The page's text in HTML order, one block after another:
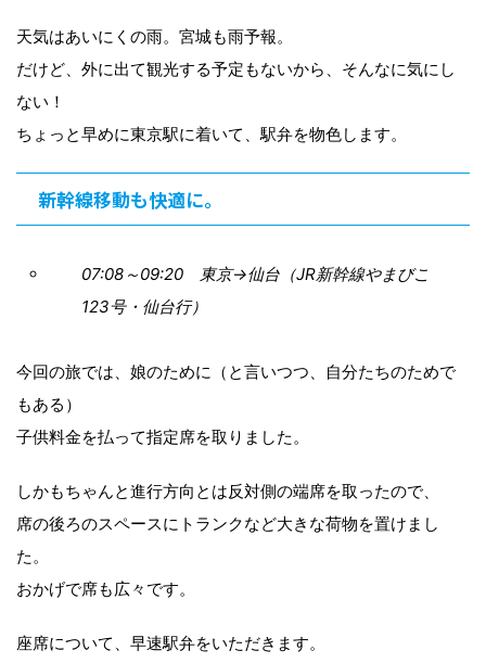
天気はあいにくの雨。宮城も雨予報。
だけど、外に出て観光する予定もないから、そんなに気にし
ない！
ちょっと早めに東京駅に着いて、駅弁を物色します。
新幹線移動も快適に。
07:08～09:20 東京→仙台（JR新幹線やまびこ
123号・仙台行）
今回の旅では、娘のために（と言いつつ、自分たちのためで
もある）
子供料金を払って指定席を取りました。
しかもちゃんと進行方向とは反対側の端席を取ったので、
席の後ろのスペースにトランクなど大きな荷物を置けまし
た。
おかげで席も広々です。
座席について、早速駅弁をいただきます。